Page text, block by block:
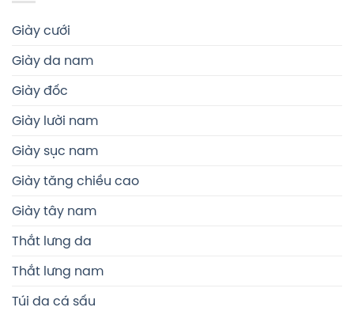
Giày cưới
Giày da nam
Giày đốc
Giày lười nam
Giày sục nam
Giày tăng chiều cao
Giày tây nam
Thắt lưng da
Thắt lưng nam
Túi da cá sấu